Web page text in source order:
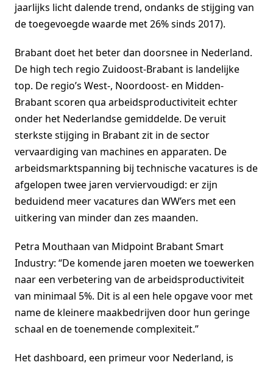
jaarlijks licht dalende trend, ondanks de stijging van
de toegevoegde waarde met 26% sinds 2017).
Brabant doet het beter dan doorsnee in Nederland.
De high tech regio Zuidoost-Brabant is landelijke
top. De regio’s West-, Noordoost- en Midden-
Brabant scoren qua arbeidsproductiviteit echter
onder het Nederlandse gemiddelde. De veruit
sterkste stijging in Brabant zit in de sector
vervaardiging van machines en apparaten. De
arbeidsmarktspanning bij technische vacatures is de
afgelopen twee jaren verviervoudigd: er zijn
beduidend meer vacatures dan WW’ers met een
uitkering van minder dan zes maanden.
Petra Mouthaan van Midpoint Brabant Smart
Industry: “De komende jaren moeten we toewerken
naar een verbetering van de arbeidsproductiviteit
van minimaal 5%. Dit is al een hele opgave voor met
name de kleinere maakbedrijven door hun geringe
schaal en de toenemende complexiteit.”
Het dashboard, een primeur voor Nederland, is